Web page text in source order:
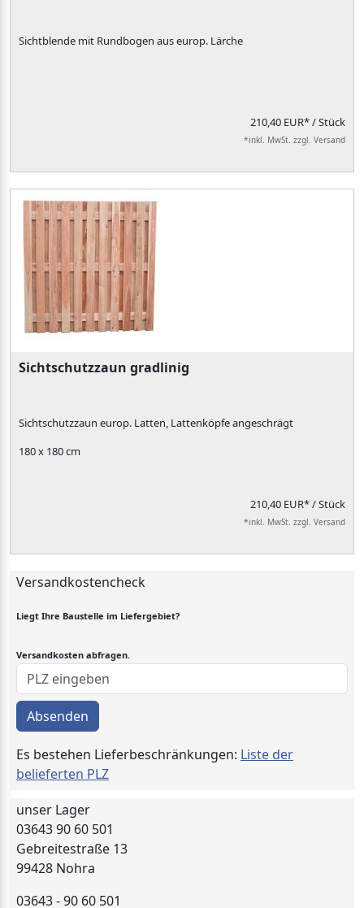
Sichtblende mit Rundbogen aus europ. Lärche
210,40 EUR*/ Stück
*inkl. MwSt. zzgl. Versand
Sichtschutzzaun gradlinig
Sichtschutzzaun europ. Latten, Lattenköpfe angeschrägt
180 x 180 cm
210,40 EUR*/ Stück
*inkl. MwSt. zzgl. Versand
Versandkostencheck
Liegt Ihre Baustelle im Liefergebiet?
Versandkosten abfragen.
Absenden
Es bestehen Lieferbeschränkungen: Liste der
belieferten PLZ
unser Lager
03643 90 60 501
Gebreitestraße 13
99428 Nohra
03643 - 90 60 501